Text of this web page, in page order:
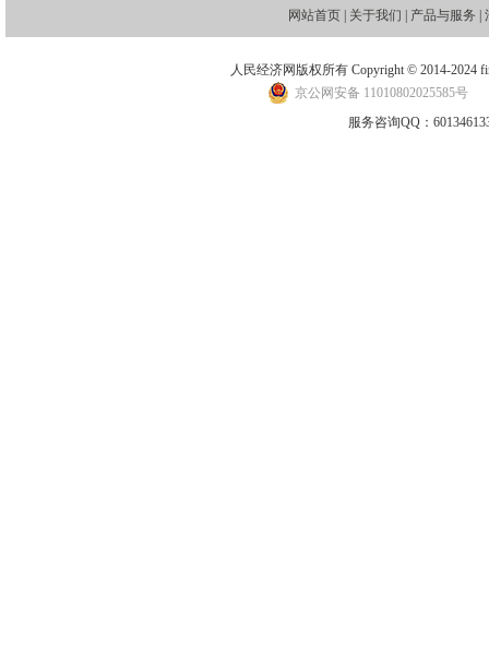
网站首页 关于我们 产品与服务
人民经济网版权所有 Copyright © 2014-2024
京公网安备 11010802025585号
服务咨询QQ：